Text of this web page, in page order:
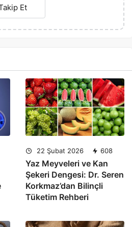
Et
22 Şubat 2026 608
Yaz Meyveleri ve Kan
Şekeri Dengesi: Dr. Seren
Korkmaz’dan Bilinçli
Tüketim Rehberi